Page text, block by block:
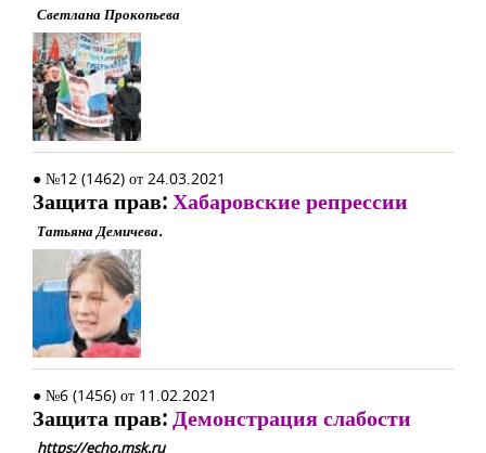
Светлана Прокопьева
● №12 (1462) от 24.03.2021
Защита прав:Хабаровские репрессии
Татьяна Демичева.
● №6 (1456) от 11.02.2021
Защита прав:Демонстрация слабости
https://echo.msk.ru